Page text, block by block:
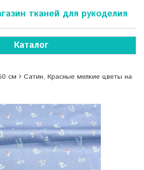
тканей для рукоделия
Каталог
см
Сатин, Красные мелкие цветы на